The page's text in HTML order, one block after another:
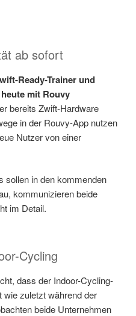
ab sofort
Ready-Trainer und
mit Rouvy
bereits Zwift-Hardware
in der Rouvy-App nutzen
Nutzer von einer
sollen in den kommenden
kommunizieren beide
im Detail.
Cycling
dass der Indoor-Cycling-
zuletzt während der
beide Unternehmen